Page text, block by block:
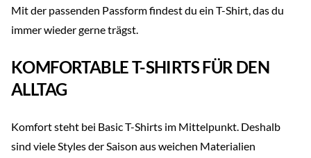
Mit der passenden Passform findest du ein T-Shirt, das du
immer wieder gerne trägst.
KOMFORTABLE T-SHIRTS FÜR DEN
ALLTAG
Komfort steht bei Basic T-Shirts im Mittelpunkt. Deshalb
sind viele Styles der Saison aus weichen Materialien